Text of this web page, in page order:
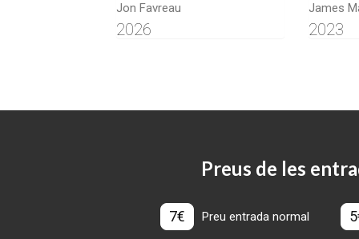
Jon Favreau
2026
James
2023
Preus de les
7€ Preu entrada normal